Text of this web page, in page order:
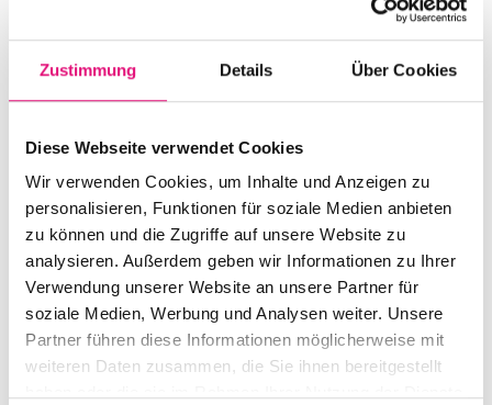
Zustimmung Details Über Cookies
Diese Webseite verwendet Cookies
Wir verwenden Cookies, um Inhalte und Anzeigen zu
personalisieren, Funktionen für soziale Medien anbieten
zu können und die Zugriffe auf unsere Website zu
analysieren. Außerdem geben wir Informationen zu Ihrer
Verwendung unserer Website an unsere Partner für
soziale Medien, Werbung und Analysen weiter. Unsere
Partner führen diese Informationen möglicherweise mit
weiteren Daten zusammen, die Sie ihnen bereitgestellt
April 2024
März 2024
September 2023
Juli 2023
Juni 2023
Mai 2023
April 2023
November 2022